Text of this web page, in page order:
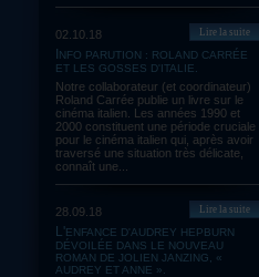
02.10.18
ET LES GOSSES D'ITALIE.
Notre collaborateur (et coordinateur)
Roland Carrée publie un livre sur le
cinéma italien. Les années 1990 et
2000 constituent une période cruciale
pour le cinéma italien qui, après avoir
traversé une situation très délicate,
connaît une...
Lire la suite
28.09.18
L'ENFANCE D'AUDREY HEPBURN
DÉVOILÉE DANS LE NOUVEAU
ROMAN DE JOLIEN JANZING, «
AUDREY ET ANNE ».
Lire la suite